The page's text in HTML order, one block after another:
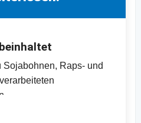
Raps- und
und Rapsschrot- sowie